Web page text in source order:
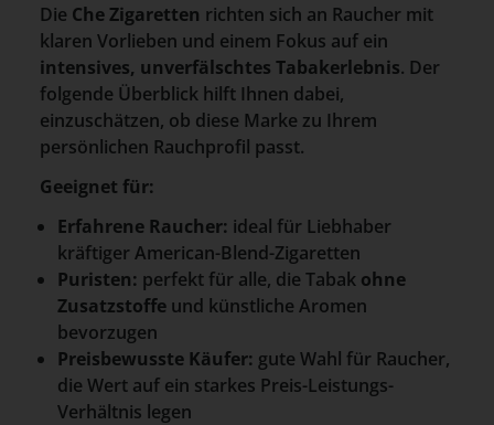
Die Che Zigaretten richten sich an Raucher mit
klaren Vorlieben und einem Fokus auf ein
intensives, unverfälschtes Tabakerlebnis. Der
folgende Überblick hilft Ihnen dabei,
einzuschätzen, ob diese Marke zu Ihrem
persönlichen Rauchprofil passt.
Geeignet für:
Erfahrene Raucher: ideal für Liebhaber
kräftiger American-Blend-Zigaretten
Puristen: perfekt für alle, die Tabak ohne
Zusatzstoffe und künstliche Aromen
bevorzugen
Preisbewusste Käufer: gute Wahl für Raucher,
die Wert auf ein starkes Preis-Leistungs-
Verhältnis legen